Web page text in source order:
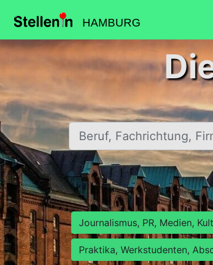
HAMBURG
Beruf, Fachrichtung, Firma
Journalismus, PR, Medien,
Praktika, Werkstudenten,